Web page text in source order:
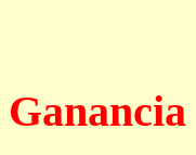
Ganancia